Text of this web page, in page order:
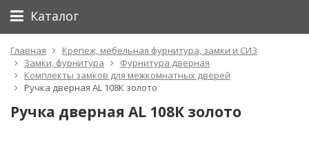
Каталог
Главная
Крепеж, мебельная фурнитура, замки и СИЗ
Замки, фурнитура
Фурнитура дверная
Комплекты замков для межкомнатных дверей
Ручка дверная AL 108К золото
Ручка дверная AL 108К золото